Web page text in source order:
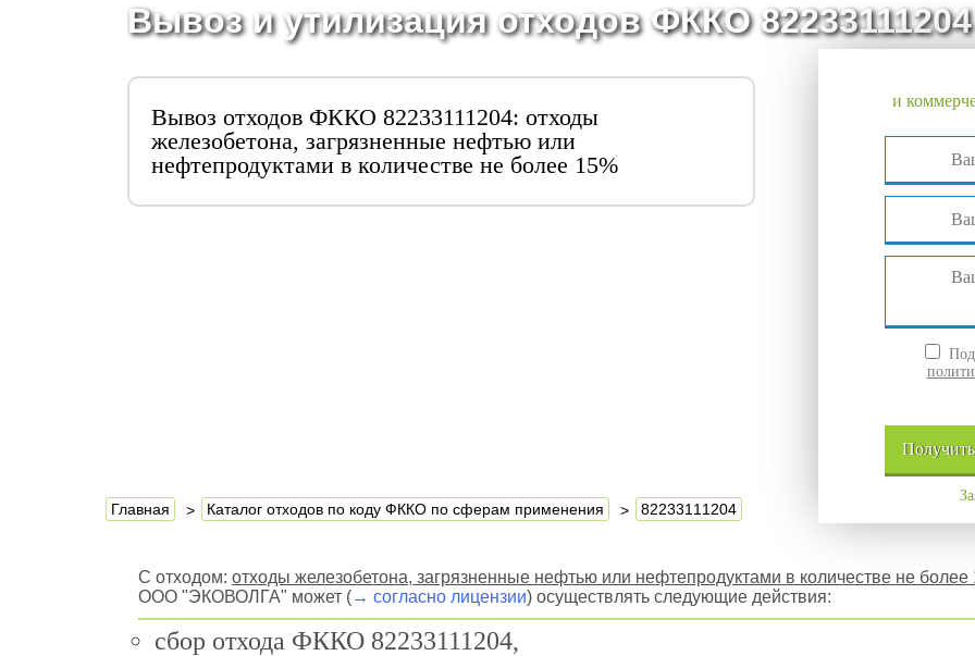
Вывоз и утилизация отходов ФККО 82233111204
Вывоз отходов ФККО 82233111204: отходы
железобетона, загрязненные нефтью или
нефтепродуктами в количестве не более 15%
и
Получить
Главная Каталог отходов по коду ФККО по сферам применения 82233111204
С отходом: отходы железобетона, загрязненные нефтью или нефтепродуктами в количестве не более
ООО "ЭКОВОЛГА" может (→ согласно лицензии) осуществлять следующие действия:
сбор отхода ФККО 82233111204,